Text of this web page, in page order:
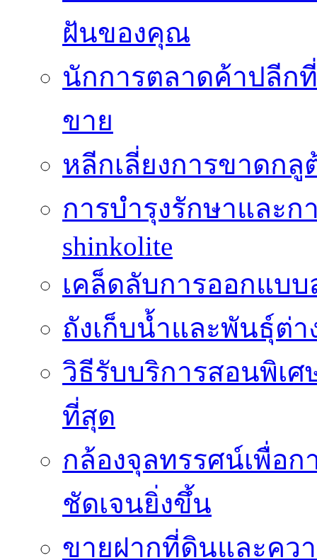
ฝันของคุณ
นักการตลาดค้าปลีก
ขาย
หลีกเลี่ยงการขาดก
การบำรุงรักษาและ
shinkolite
เคล็ดลับการออกแบ
ถังเก็บน้ำและพันธุ์ต่า
วิธีรับบริการสอนพิเ
ที่สุด
กล้องจุลทรรศน์เพื่อ
ชัดเจนยิ่งขึ้น
ขายฝากที่ดินและคว